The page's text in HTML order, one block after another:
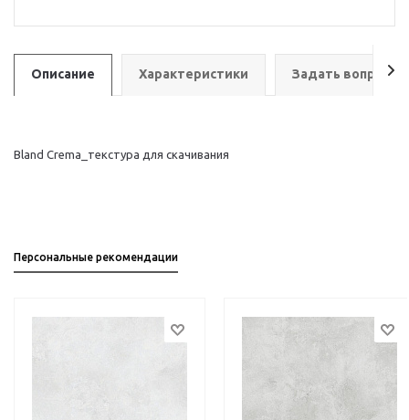
Описание Характеристики Задать вопрос
Bland Crema_текстура для скачивания
Персональные рекомендации